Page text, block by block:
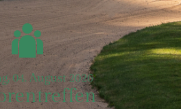
04. August 2026